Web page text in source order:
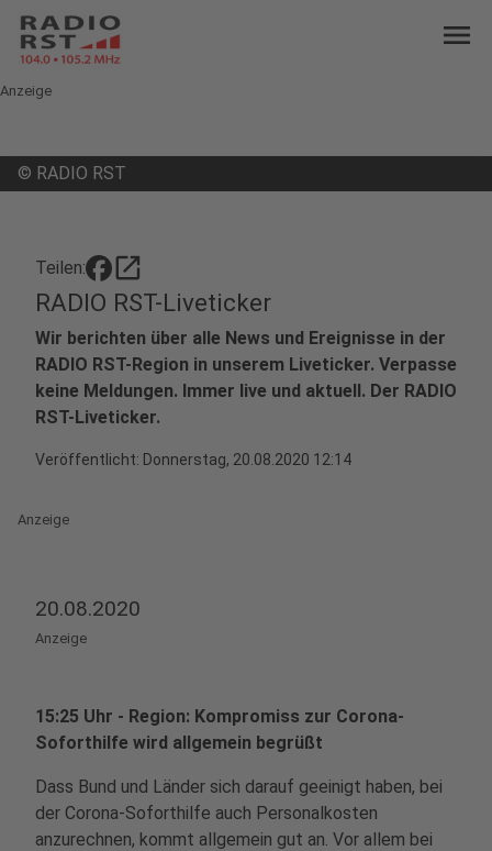
menu
Anzeige
© RADIO RST
Teilen: open_in_new
RADIO RST-Liveticker
Wir berichten über alle News und Ereignisse in der
RADIO RST-Region in unserem Liveticker. Verpasse
keine Meldungen. Immer live und aktuell. Der RADIO
RST-Liveticker.
Veröffentlicht: Donnerstag, 20.08.2020 12:14
Anzeige
20.08.2020
Anzeige
15:25 Uhr - Region: Kompromiss zur Corona-
Soforthilfe wird allgemein begrüßt
Dass Bund und Länder sich darauf geeinigt haben, bei
der Corona-Soforthilfe auch Personalkosten
anzurechnen, kommt allgemein gut an. Vor allem bei